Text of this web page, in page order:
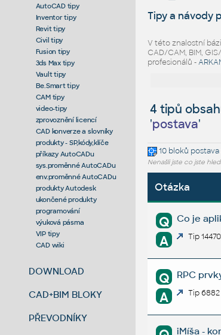
AutoCAD tipy
Inventor tipy
Revit tipy
Civil tipy
Fusion tipy
3ds Max tipy
Vault tipy
Be.Smart tipy
CAM tipy
video-tipy
zprovoznění licencí
CAD konverze a slovníky
produkty - SP,kódy,klíče
příkazy AutoCADu
sys.proměnné AutoCADu
env.proměnné AutoCADu
produkty Autodesk
ukončené produkty
programování
výuková pásma
VIP tipy
CAD wiki
DOWNLOAD
CAD+BIM BLOKY
PŘEVODNÍKY
Tipy a návody
V této znalostní
CAD/CAM, BIM,
profesionálů -
4 tipů
'postava'
10 bloků postava
Nenašli jste co jste
Otázka
Q Co je
A Tip 14470
Q RPC
A Tip 6882
iMíša -